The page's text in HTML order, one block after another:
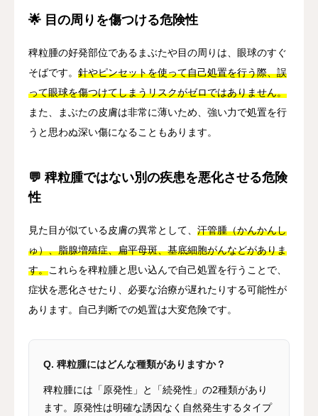
🌟 目の周りを傷つける危険性
稗粒腫の好発部位であるまぶたや目の周りは、眼球のすぐ
そばです。 針やピンセットを使って自己処置を行う際、誤
って眼球を傷つけてしまうリスクがゼロではありません。
また、まぶたの皮膚は非常に薄いため、強い力で処置を行
うと思わぬ深い傷になることもあります。
💬 稗粒腫ではない別の疾患を悪化させる危険
性
見た目が似ている皮膚の異常として、 汗管腫（かんかんし
ゅ）、脂腺増殖症、扁平母斑、基底細胞がんなどがありま
す。これらを稗粒腫と思い込んで自己処置を行うことで、
症状を悪化させたり、必要な治療が遅れたりする可能性が
あります。自己判断での処置は大変危険です。
Q. 稗粒腫にはどんな種類がありますか？
稗粒腫には「原発性」と「続発性」の2種類があり
ます。原発性は明確な誘因なく自然発生するタイプ